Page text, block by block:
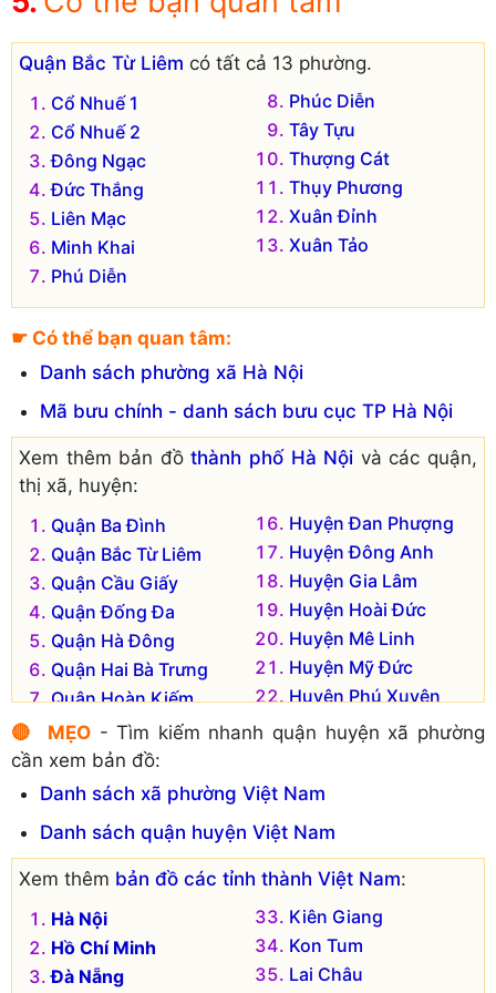
Quận Bắc Từ Liêm có tất cả 13 phường.
Cổ Nhuế 1
Cổ Nhuế 2
Đông Ngạc
Đức Thắng
Liên Mạc
Minh Khai
Phú Diễn
Phúc Diễn
Tây Tựu
Thượng Cát
Thụy Phương
Xuân Đỉnh
Xuân Tảo
☛ Có thể bạn quan tâm:
Danh sách phường xã Hà Nội
Mã bưu chính - danh sách bưu cục TP Hà Nội
Xem thêm bản đồthành phố Hà Nội và các quận,
thị xã, huyện:
Quận Ba Đình
Quận Bắc Từ Liêm
Quận Cầu Giấy
Quận Đống Đa
Quận Hà Đông
Quận Hai Bà Trưng
Quận Hoàn Kiếm
Quận Hoàng Mai
Quận Long Biên
Quận Nam Từ Liêm
Quận Thanh Xuân
Thị xã Sơn Tây
Huyện Chương Mỹ
Huyện Đan Phượng
Huyện Đông Anh
Huyện Gia Lâm
Huyện Hoài Đức
Huyện Mê Linh
Huyện Mỹ Đức
Huyện Phú Xuyên
Huyện Phúc Thọ
Huyện Sóc Sơn
Huyện Thanh Oai
Huyện Thanh Trì
Huyện Ứng Hòa
🔴 MẸO- Tìm kiếm nhanh quận huyện xã phường
cần xem bản đồ:
Danh sách xã phường Việt Nam
Danh sách quận huyện Việt Nam
Xem thêm bản đồ các tỉnh thành Việt Nam:
Hà Nội
Hồ Chí Minh
Đà Nẵng
Kiên Giang
Kon Tum
Lai Châu